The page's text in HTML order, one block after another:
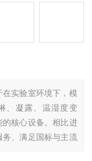
实验室环境下，模
、凝露、温湿度变
核心设备。相比进
、满足国标与主流